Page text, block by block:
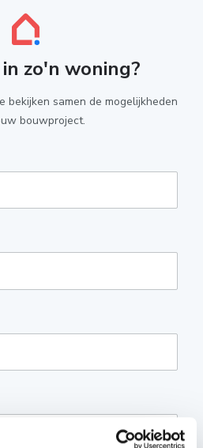
zo'n woning?
bekijken samen de mogelijkheden
bouwproject.